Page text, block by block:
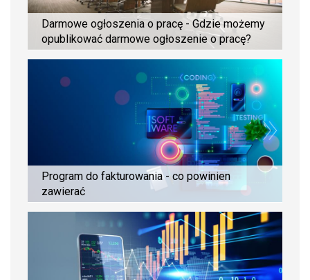
Darmowe ogłoszenia o pracę - Gdzie możemy
opublikować darmowe ogłoszenie o pracę?
Program do fakturowania - co powinien
zawierać